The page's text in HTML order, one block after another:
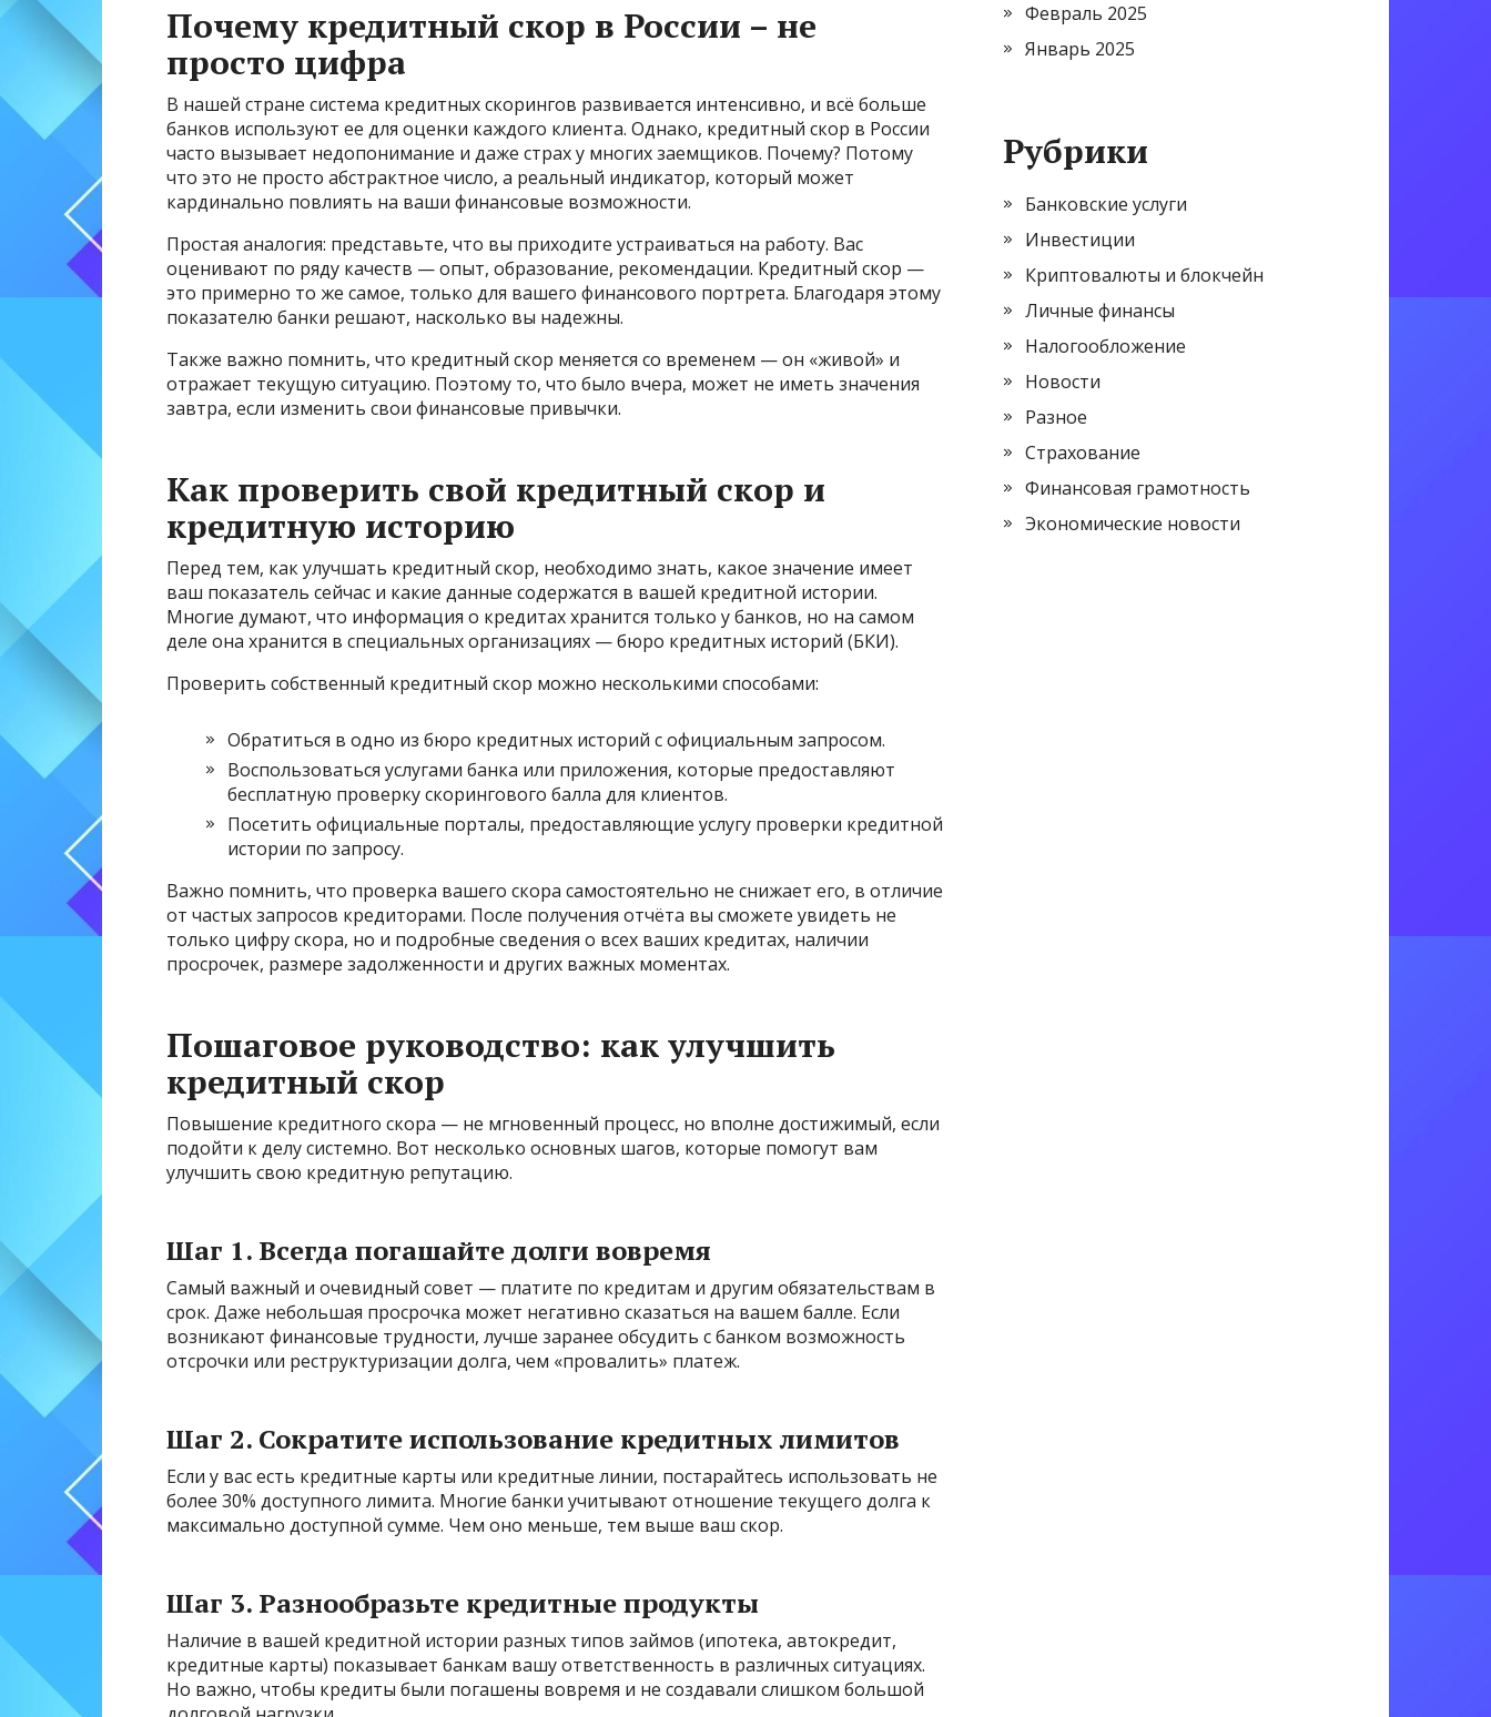
Почему кредитный скор в России – не
просто цифра
В нашей стране система кредитных скорингов развивается интенсивно, и всё больше
банков используют ее для оценки каждого клиента. Однако, кредитный скор в России
часто вызывает недопонимание и даже страх у многих заемщиков. Почему? Потому
что это не просто абстрактное число, а реальный индикатор, который может
кардинально повлиять на ваши финансовые возможности.
Простая аналогия: представьте, что вы приходите устраиваться на работу. Вас
оценивают по ряду качеств — опыт, образование, рекомендации. Кредитный скор —
это примерно то же самое, только для вашего финансового портрета. Благодаря этому
показателю банки решают, насколько вы надежны.
Также важно помнить, что кредитный скор меняется со временем — он «живой» и
отражает текущую ситуацию. Поэтому то, что было вчера, может не иметь значения
завтра, если изменить свои финансовые привычки.
Как проверить свой кредитный скор и
кредитную историю
Перед тем, как улучшать кредитный скор, необходимо знать, какое значение имеет
ваш показатель сейчас и какие данные содержатся в вашей кредитной истории.
Многие думают, что информация о кредитах хранится только у банков, но на самом
деле она хранится в специальных организациях — бюро кредитных историй (БКИ).
Проверить собственный кредитный скор можно несколькими способами:
Обратиться в одно из бюро кредитных историй с официальным запросом.
Воспользоваться услугами банка или приложения, которые предоставляют
бесплатную проверку скорингового балла для клиентов.
Посетить официальные порталы, предоставляющие услугу проверки кредитной
истории по запросу.
Важно помнить, что проверка вашего скора самостоятельно не снижает его, в отличие
от частых запросов кредиторами. После получения отчёта вы сможете увидеть не
только цифру скора, но и подробные сведения о всех ваших кредитах, наличии
просрочек, размере задолженности и других важных моментах.
Пошаговое руководство: как улучшить
кредитный скор
Повышение кредитного скора — не мгновенный процесс, но вполне достижимый, если
подойти к делу системно. Вот несколько основных шагов, которые помогут вам
улучшить свою кредитную репутацию.
Шаг 1. Всегда погашайте долги вовремя
Самый важный и очевидный совет — платите по кредитам и другим обязательствам в
срок. Даже небольшая просрочка может негативно сказаться на вашем балле. Если
возникают финансовые трудности, лучше заранее обсудить с банком возможность
отсрочки или реструктуризации долга, чем «провалить» платеж.
Шаг 2. Сократите использование кредитных лимитов
Если у вас есть кредитные карты или кредитные линии, постарайтесь использовать не
более 30% доступного лимита. Многие банки учитывают отношение текущего долга к
максимально доступной сумме. Чем оно меньше, тем выше ваш скор.
Шаг 3. Разнообразьте кредитные продукты
Наличие в вашей кредитной истории разных типов займов (ипотека, автокредит,
кредитные карты) показывает банкам вашу ответственность в различных ситуациях.
Но важно, чтобы кредиты были погашены вовремя и не создавали слишком большой
Февраль 2025
Январь 2025
Рубрики
Банковские услуги
Инвестиции
Криптовалюты и блокчейн
Личные финансы
Налогообложение
Новости
Разное
Страхование
Финансовая грамотность
Экономические новости